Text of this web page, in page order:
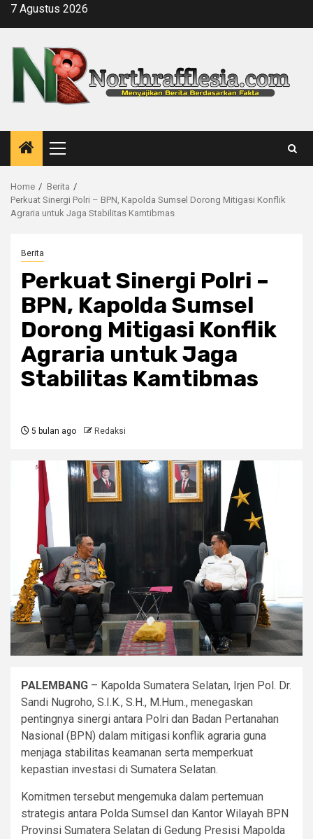
Skip7 Agustus 2026
Primary
Menu
Home
Berita
Perkuat Sinergi Polri – BPN, Kapolda Sumsel Dorong Mitigasi Konflik
Agraria untuk Jaga Stabilitas Kamtibmas
Berita
Perkuat Sinergi Polri –
BPN, Kapolda Sumsel
Dorong Mitigasi Konflik
Agraria untuk Jaga
Stabilitas Kamtibmas
5 bulan ago Redaksi
PALEMBANG – Kapolda Sumatera Selatan, Irjen Pol. Dr.
Sandi Nugroho, S.I.K., S.H., M.Hum., menegaskan
pentingnya sinergi antara Polri dan Badan Pertanahan
Nasional (BPN) dalam mitigasi konflik agraria guna
menjaga stabilitas keamanan serta memperkuat
kepastian investasi di Sumatera Selatan.
Komitmen tersebut mengemuka dalam pertemuan
strategis antara Polda Sumsel dan Kantor Wilayah BPN
Provinsi Sumatera Selatan di Gedung Presisi Mapolda